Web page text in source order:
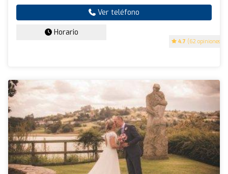
4.7 (62 opiniones)
Ver teléfono
Horario